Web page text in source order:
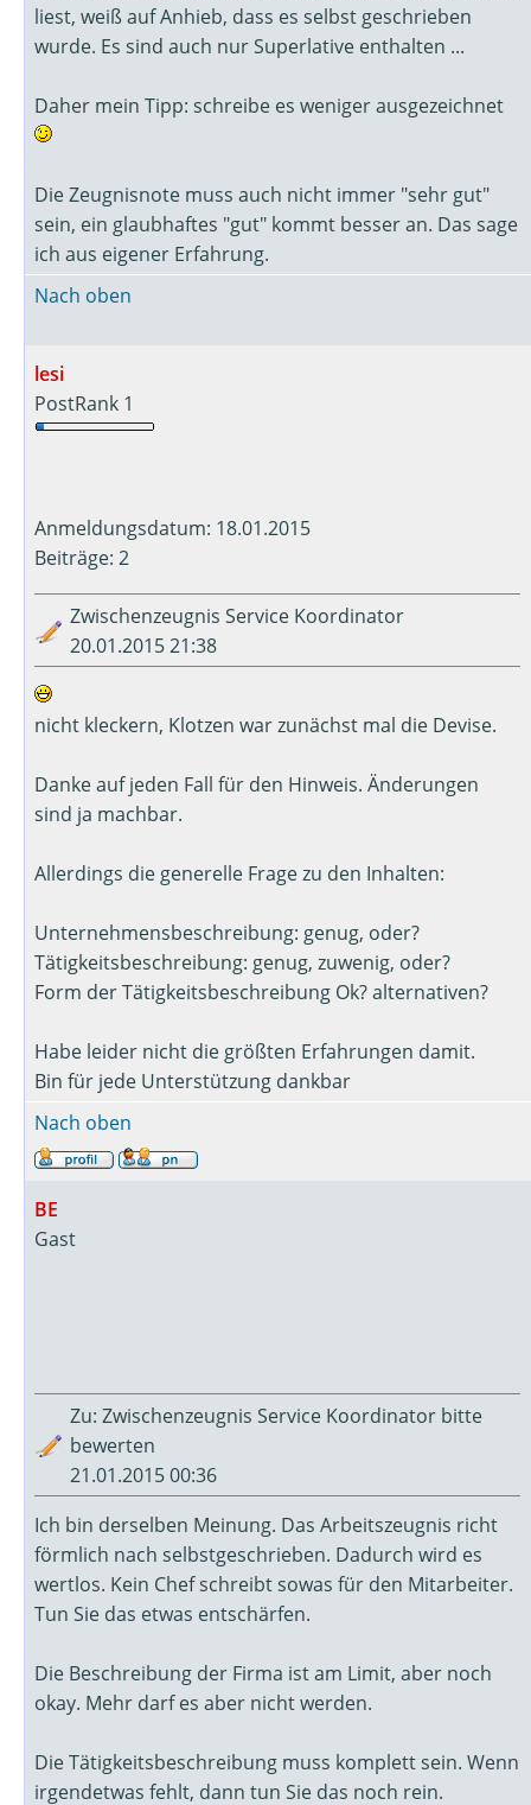
liest, weiß auf Anhieb, dass es selbst geschrieben
wurde. Es sind auch nur Superlative enthalten ...
Daher mein Tipp: schreibe es weniger ausgezeichnet
Die Zeugnisnote muss auch nicht immer "sehr gut"
sein, ein glaubhaftes "gut" kommt besser an. Das sage
ich aus eigener Erfahrung.
Nach oben
lesi
PostRank 1
Anmeldungsdatum: 18.01.2015
Beiträge: 2
Zwischenzeugnis Service Koordinator
20.01.2015 21:38
nicht kleckern, Klotzen war zunächst mal die Devise.
Danke auf jeden Fall für den Hinweis. Änderungen
sind ja machbar.
Allerdings die generelle Frage zu den Inhalten:
Unternehmensbeschreibung: genug, oder?
Tätigkeitsbeschreibung: genug, zuwenig, oder?
Form der Tätigkeitsbeschreibung Ok? alternativen?
Habe leider nicht die größten Erfahrungen damit.
Bin für jede Unterstützung dankbar
Nach oben
BE
Gast
Zu: Zwischenzeugnis Service Koordinator bitte
bewerten
21.01.2015 00:36
Ich bin derselben Meinung. Das Arbeitszeugnis richt
förmlich nach selbstgeschrieben. Dadurch wird es
wertlos. Kein Chef schreibt sowas für den Mitarbeiter.
Tun Sie das etwas entschärfen.
Die Beschreibung der Firma ist am Limit, aber noch
okay. Mehr darf es aber nicht werden.
Die Tätigkeitsbeschreibung muss komplett sein. Wenn
irgendetwas fehlt, dann tun Sie das noch rein.